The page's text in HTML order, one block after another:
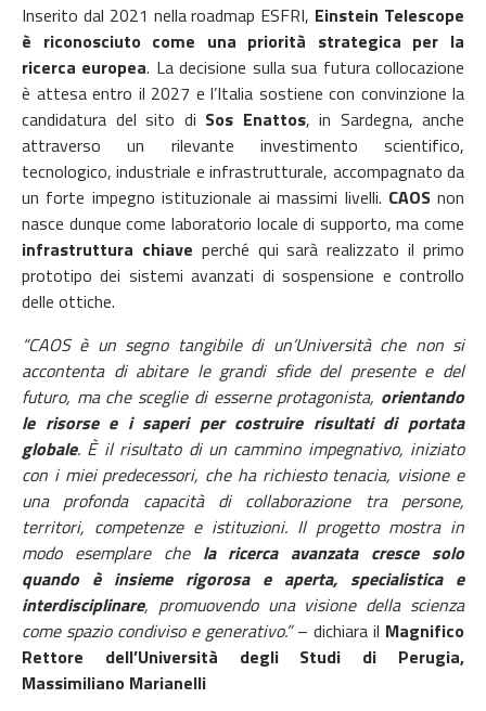
Inserito dal 2021 nella roadmap ESFRI, Einstein Telescope
è riconosciuto come una priorità strategica per la
ricerca europea. La decisione sulla sua futura collocazione
è attesa entro il 2027 e l’Italia sostiene con convinzione la
candidatura del sito di Sos Enattos, in Sardegna, anche
attraverso un rilevante investimento scientifico,
tecnologico, industriale e infrastrutturale, accompagnato da
un forte impegno istituzionale ai massimi livelli. CAOSnon
nasce dunque come laboratorio locale di supporto, ma come
infrastruttura chiave perché qui sarà realizzato il primo
prototipo dei sistemi avanzati di sospensione e controllo
delle ottiche.
“CAOS è un segno tangibile di un’Università che non si
accontenta di abitare le grandi sfide del presente e del
futuro, ma che sceglie di esserne protagonista, orientando
le risorse e i saperi per costruire risultati di portata
globale. È il risultato di un cammino impegnativo, iniziato
con i miei predecessori, che ha richiesto tenacia, visione e
una profonda capacità di collaborazione tra persone,
territori, competenze e istituzioni. Il progetto mostra in
modo esemplare che la ricerca avanzata cresce solo
quando è insieme rigorosa e aperta, specialistica e
interdisciplinare, promuovendo una visione della scienza
come spazio condiviso e generativo.”– dichiara il Magnifico
Rettore dell’Università degli Studi di Perugia,
Massimiliano Marianelli